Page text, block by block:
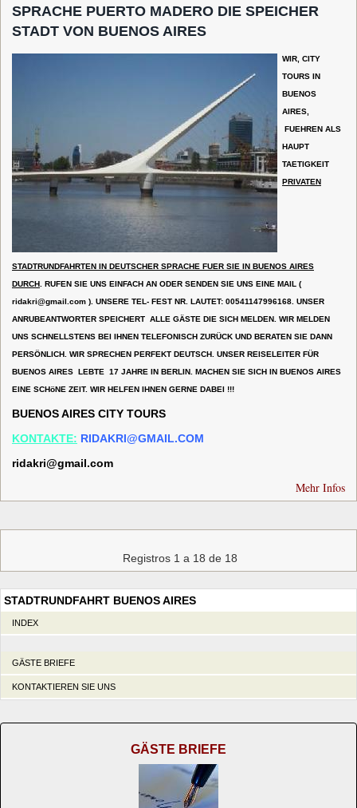
SPRACHE PUERTO MADERO DIE SPEICHER
STADT VON BUENOS AIRES
WIR, CITY
TOURS IN
BUENOS
AIRES,
FUEHREN ALS
HAUPT
TAETIGKEIT
PRIVATEN
STADTRUNDFAHRTEN IN DEUTSCHER SPRACHE FUER SIE IN BUENOS AIRES
DURCH . RUFEN SIE UNS EINFACH AN ODER SENDEN SIE UNS EINE MAIL (
ridakri@gmail.com ). UNSERE TEL- FEST NR. LAUTET: 00541147996168. UNSER
ANRUBEANTWORTER SPEICHERT ALLE GÄSTE DIE SICH MELDEN. WIR MELDEN
UNS SCHNELLSTENS BEI IHNEN TELEFONISCH ZURÜCK UND BERATEN SIE DANN
PERSÖNLICH. WIR SPRECHEN PERFEKT DEUTSCH. UNSER REISELEITER FÜR
BUENOS AIRES LEBTE 17 JAHRE IN BERLIN. MACHEN SIE SICH IN BUENOS AIRES
EINE SCHöNE ZEIT. WIR HELFEN IHNEN GERNE DABEI !!!
BUENOS AIRES CITY TOURS
KONTAKTE: RIDAKRI@GMAIL.COM
ridakri@gmail.com
Mehr Infos
Registros 1 a 18 de 18
STADTRUNDFAHRT BUENOS AIRES
INDEX
GÄSTE BRIEFE
KONTAKTIEREN SIE UNS
GÄSTE BRIEFE